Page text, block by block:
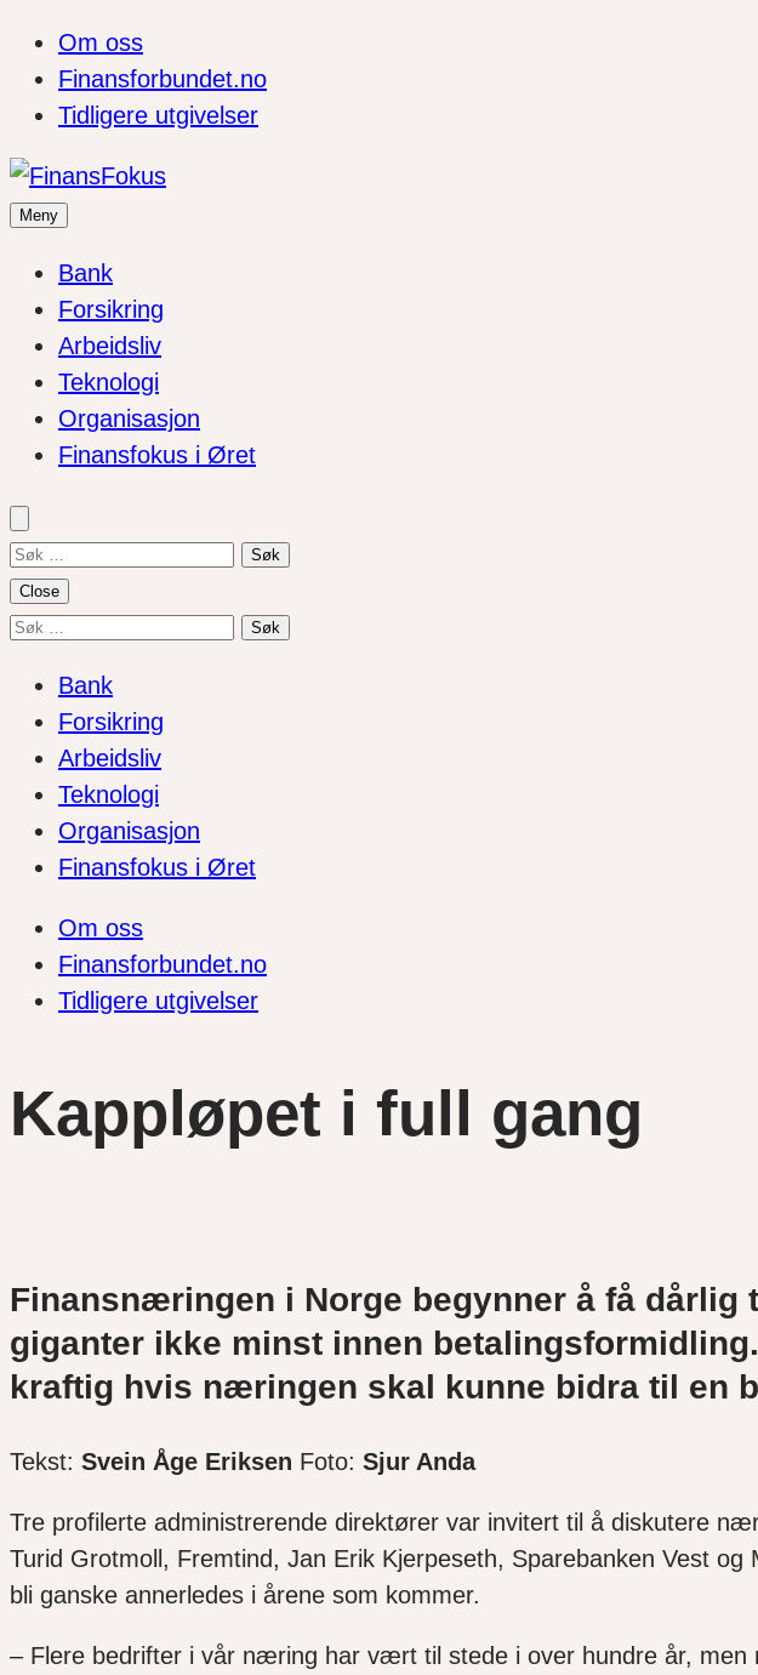
Om oss
Finansforbundet.no
Tidligere utgivelser
Meny
Bank
Forsikring
Arbeidsliv
Teknologi
Organisasjon
Finansfokus i Øret
Søk
etter:
Close
Søk
Bank
Forsikring
Arbeidsliv
Teknologi
Organisasjon
Finansfokus i Øret
Om oss
Finansforbundet.no
Tidligere utgivelser
Kappløpet i full gang
Finansnæringen i Norge begynner å få
giganter ikke minst innen betalingsformidling.
kraftig hvis næringen skal kunne bidra til en
Tekst: Svein Åge Eriksen Foto: Sjur Anda
Tre profilerte administrerende direktører var invitert til å diskutere
Turid Grotmoll, Fremtind, Jan Erik Kjerpeseth, Sparebanken Vest
bli ganske annerledes i årene som kommer.
– Flere bedrifter i vår næring har vært til stede i over hundre år,